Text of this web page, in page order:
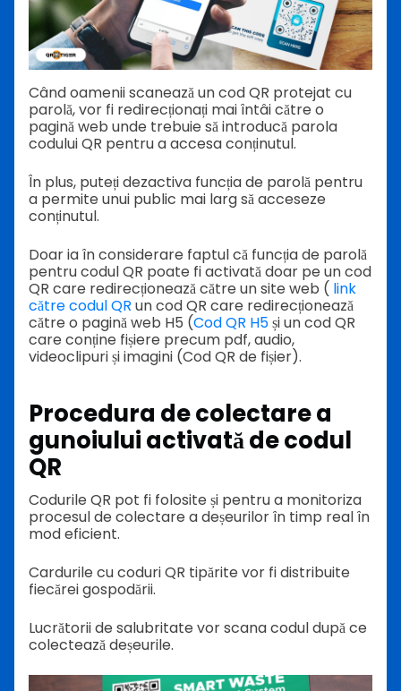
Când oamenii scanează un cod QR protejat cu
parolă, vor fi redirecționați mai întâi către o
pagină web unde trebuie să introducă parola
codului QR pentru a accesa conținutul.
În plus, puteți dezactiva funcția de parolă pentru
a permite unui public mai larg să acceseze
conținutul.
Doar ia în considerare faptul că funcția de parolă
pentru codul QR poate fi activată doar pe un cod
QR care redirecționează către un site web ( link
către codul QR un cod QR care redirecționează
către o pagină web H5 (Cod QR H5și un cod QR
care conține fișiere precum pdf, audio,
videoclipuri și imagini (Cod QR de fișier).
Procedura de colectare a
gunoiului activată de codul
QR
Codurile QR pot fi folosite și pentru a monitoriza
procesul de colectare a deșeurilor în timp real în
mod eficient.
Cardurile cu coduri QR tipărite vor fi distribuite
fiecărei gospodării.
Lucrătorii de salubritate vor scana codul după ce
colectează deșeurile.